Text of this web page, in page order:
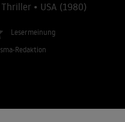
• USA (1980)
Lesermeinung
Redaktion